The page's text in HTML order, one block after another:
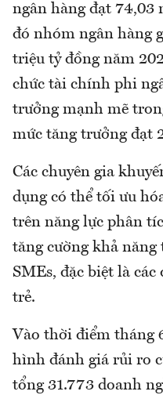
ngân hàng đạt
đó nhóm ngân hàng
triệu tỷ đồng năm
chức tài chính phi
trưởng mạnh mẽ
mức tăng trưởng đạt
Các chuyên gia
dụng có thể tối ưu
trên năng lực phân
tăng cường khả năng
SMEs, đặc biệt là
trẻ.
Vào thời điểm tháng
hình đánh giá rủi ro
tổng 31.773 doanh